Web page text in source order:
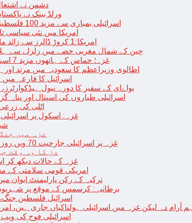
دشمن نے
ورلڈ بینک نے پاکستان کیلئے 35 کروڑ ڈالر
اسرائیلی بمباری سے مزید 100 فلسطینی شہید ، العودہ اسپتال فوجی بیرک میں تبدیل
امریکا میں نئی سیاسی
امریکا:1 کروڑ ڈالرز سے زائد مالیت کی ای-سگریٹس اسمگل کرنے کی کوشش
چین کے شمال مغربی حصے میں زلزلے سے ہلاکتوں کی تعداد 127
غزہ؛ حماس کے ہاتھوں مزید 7 اسرائیلی فوجی ہلاک، مجموعی تعداد 129 ہوگئی
اطالوی وزیراعظم کا سعودیہ میں مرتد
اسرائیل کا فارعہ میں
یواےای کے سفیر کا دورہ نیول
اسرائیلی طیاروں کی اسپتال اور پناہ گزین
اٹلی کی
غزہ: اسکول پر
غزہ میں
غزہ پر اسرائیلی جارحیت 70 ویں روز بھی جاری: 18فلسطینی شہید ، درجنوں زخمی
دن کا وہ وقت
“غزہ کے حالات دیکھ کر
امریکی قومی سلامتی کے
ترکیہ کے رکن پارلیمنٹ ایوان
برطانیہ: کرسمس کے موقع پر شہریوں
اسرائیل فلسطین
ہم آرام دہ لیکن غزہ میں اسرائیلی ہولناکیاں جاری ہیں،
اسرائیلی فوج کی